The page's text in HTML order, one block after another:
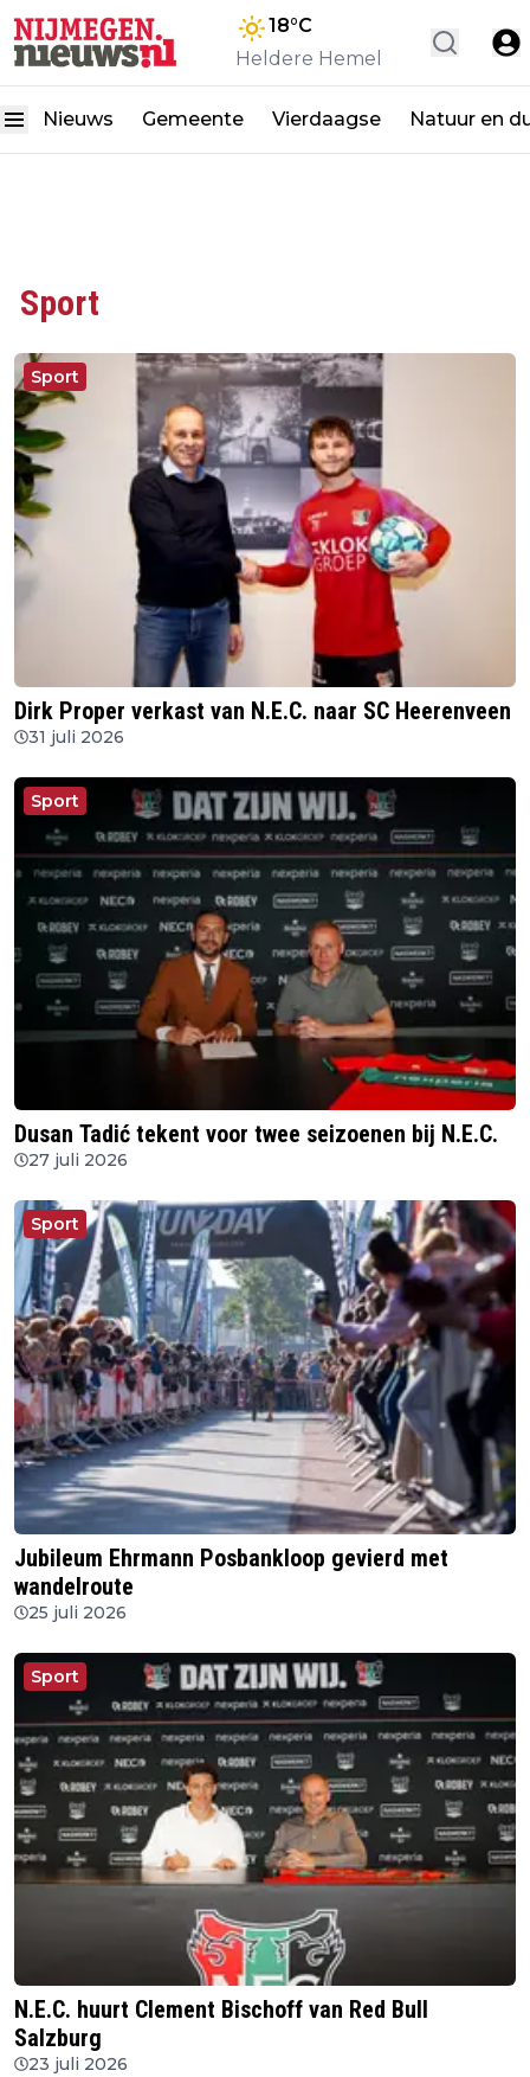
18°C
Heldere Hemel
Nieuws Gemeente Vierdaagse Natuur en
Sport
Sport
Dirk Proper verkast van N.E.C. naar SC Heerenveen
31 juli 2026
Sport
Dusan Tadić tekent voor twee seizoenen bij N.E.C.
27 juli 2026
Sport
Jubileum Ehrmann Posbankloop gevierd met
wandelroute
25 juli 2026
Sport
N.E.C. huurt Clement Bischoff van Red Bull
Salzburg
23 juli 2026